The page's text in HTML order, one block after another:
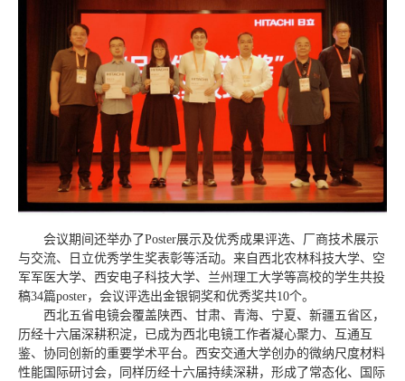
会议期间还举办了Poster展示及优秀成果评选、厂商技术展示
与交流、日立优秀学生奖表彰等活动。来自西北农林科技大学、空
军军医大学、西安电子科技大学、兰州理工大学等高校的学生共投
稿34篇poster，会议评选出金银铜奖和优秀奖共10个。
西北五省电镜会覆盖陕西、甘肃、青海、宁夏、新疆五省区，
历经十六届深耕积淀，已成为西北电镜工作者凝心聚力、互通互
鉴、协同创新的重要学术平台。西安交通大学创办的微纳尺度材料
性能国际研讨会，同样历经十六届持续深耕，形成了常态化、国际